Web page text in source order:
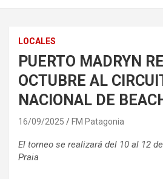
LOCALES
PUERTO MADRYN
OCTUBRE AL
NACIONAL DE
16/09/2025 FM Patagonia
El torneo se realizará del 10 al 12
Praia